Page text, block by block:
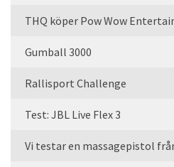
THQ köper Pow Wow
Gumball 3000
Rallisport Challenge
Test: JBL Live Flex 3
Vi testar en massagepistol